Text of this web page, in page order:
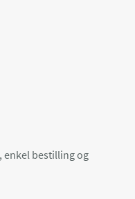
enkel bestilling og